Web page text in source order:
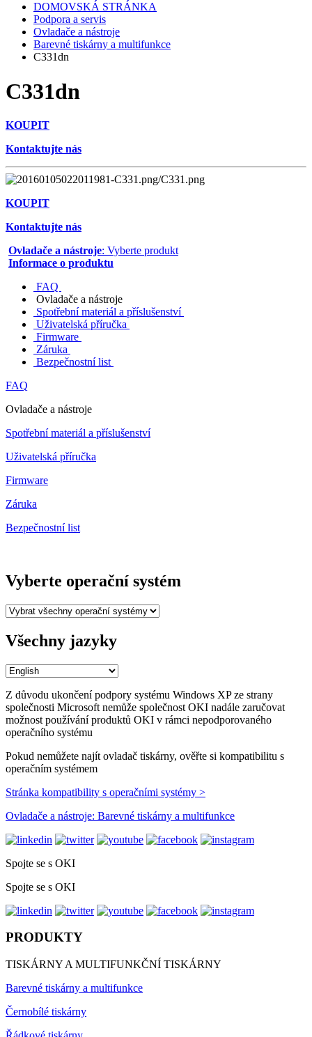
DOMOVSKÁ STRÁNKA
Podpora a servis
Ovladače a nástroje
Barevné tiskárny a multifunkce
C331dn
C331dn
KOUPIT
Kontaktujte nás
KOUPIT
Kontaktujte nás
Ovladače a nástroje: Vyberte produkt
Informace o produktu
FAQ
Ovladače a nástroje
Spotřební materiál a příslušenství
Uživatelská příručka
Firmware
Záruka
Bezpečnostní list
FAQ
Ovladače a nástroje
Spotřební materiál a příslušenství
Uživatelská příručka
Firmware
Záruka
Bezpečnostní list
Vyberte operační systém
Všechny jazyky
Z důvodu ukončení podpory systému Windows XP ze strany
společnosti Microsoft nemůže společnost OKI nadále zaručovat
možnost používání produktů OKI v rámci nepodporovaného
operačního systému
Pokud nemůžete najít ovladač tiskárny, ověřte si kompatibilitu s
operačním systémem
Stránka kompatibility s operačními systémy >
Ovladače a nástroje: Barevné tiskárny a multifunkce
Spojte se s OKI
Spojte se s OKI
PRODUKTY
TISKÁRNY A MULTIFUNKČNÍ TISKÁRNY
Barevné tiskárny a multifunkce
Černobílé tiskárny